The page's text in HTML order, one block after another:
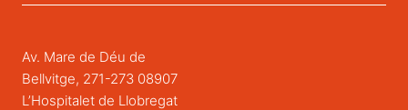
Av. Mare de Déu de
Bellvitge, 271-273 08907
L’Hospitalet de Llobregat